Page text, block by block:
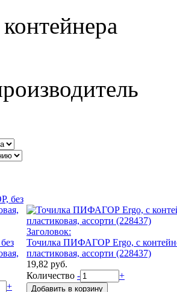
+
Заголовок:
Точилка ПИФАГОР Ergo, с
пластиковая, ассорти (228437)
19,82 руб.
Количество - +